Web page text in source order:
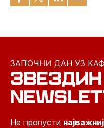
ЗАПОЧНИ ДАН УЗ
ЗВЕЗДИН
Не пропусти